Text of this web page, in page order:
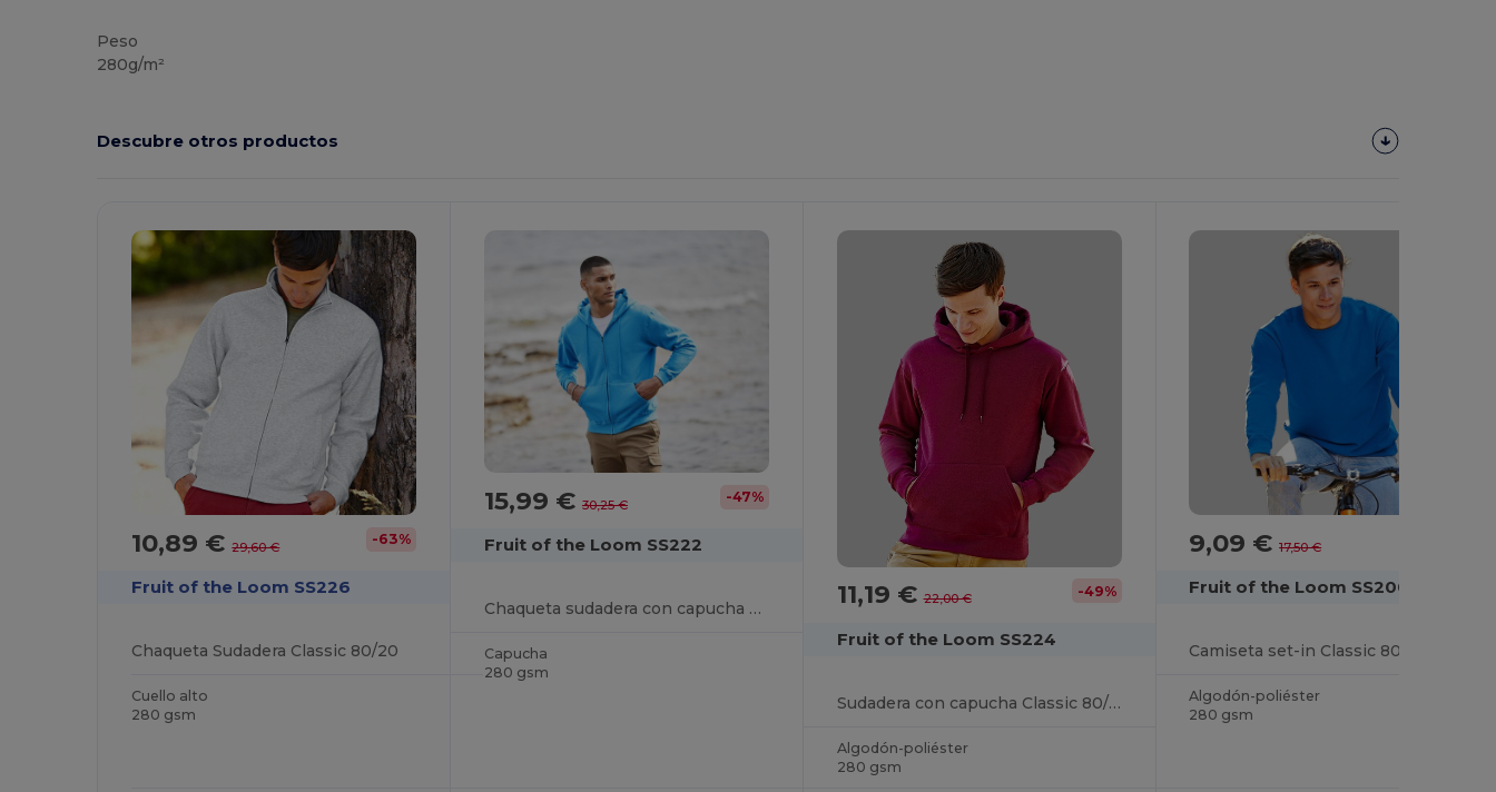
Peso
280g/m²
Descubre otros productos
10,89 €29,60 € -63%
Fruit of the Loom SS226
Chaqueta Sudadera Classic 80/20
Cuello alto
280 gsm
15,99 € 30,25 € -47%
Fruit of the Loom SS222
Chaqueta sudadera con capucha Classic 80/20
Capucha
280 gsm
11,19 €22,00 € -49%
Fruit of the Loom SS224
Sudadera con capucha Classic 80/20
Algodón-poliéster
280 gsm
9,09 €17,50 €
Fruit of the Loom SS200
Camiseta set-in Classic 80/20
Algodón-poliéster
280 gsm